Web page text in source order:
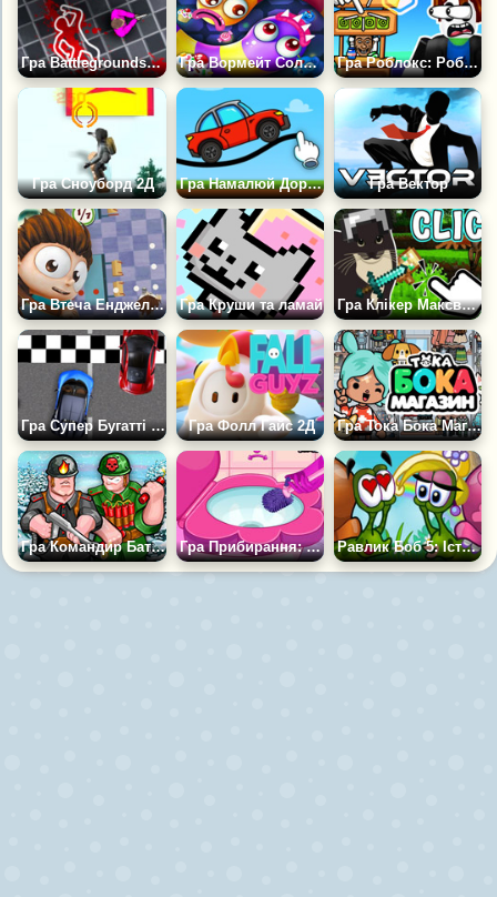
Гра Battlegrounds2d.io Гра Вормейт Солодощі Гра Роблокс: Робукс Оббі
Гра Сноуборд 2Д Гра Намалюй Дорогу Для Машини Гра Вектор
Гра Втеча Енджело зі Школи Гра Круши та ламай Гра Клікер Максвелл
Гра Супер Бугатті Гонки 2022 Для Дітей Гра Фолл Гайс 2Д Гра Тока Бока Магазин
Гра Командир Батальйону 2 Гра Прибирання: Туалет Принцеси Равлик Боб 5: Історія Кохання